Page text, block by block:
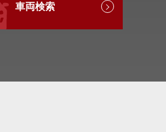
車両検索